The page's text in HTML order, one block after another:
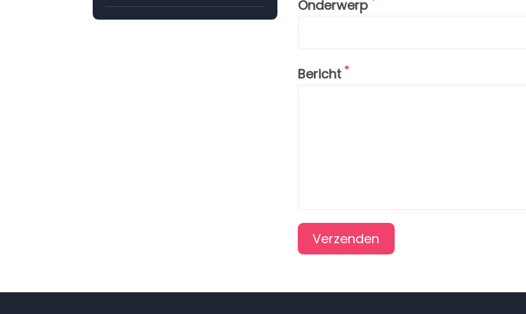
Onderwerp
Bericht